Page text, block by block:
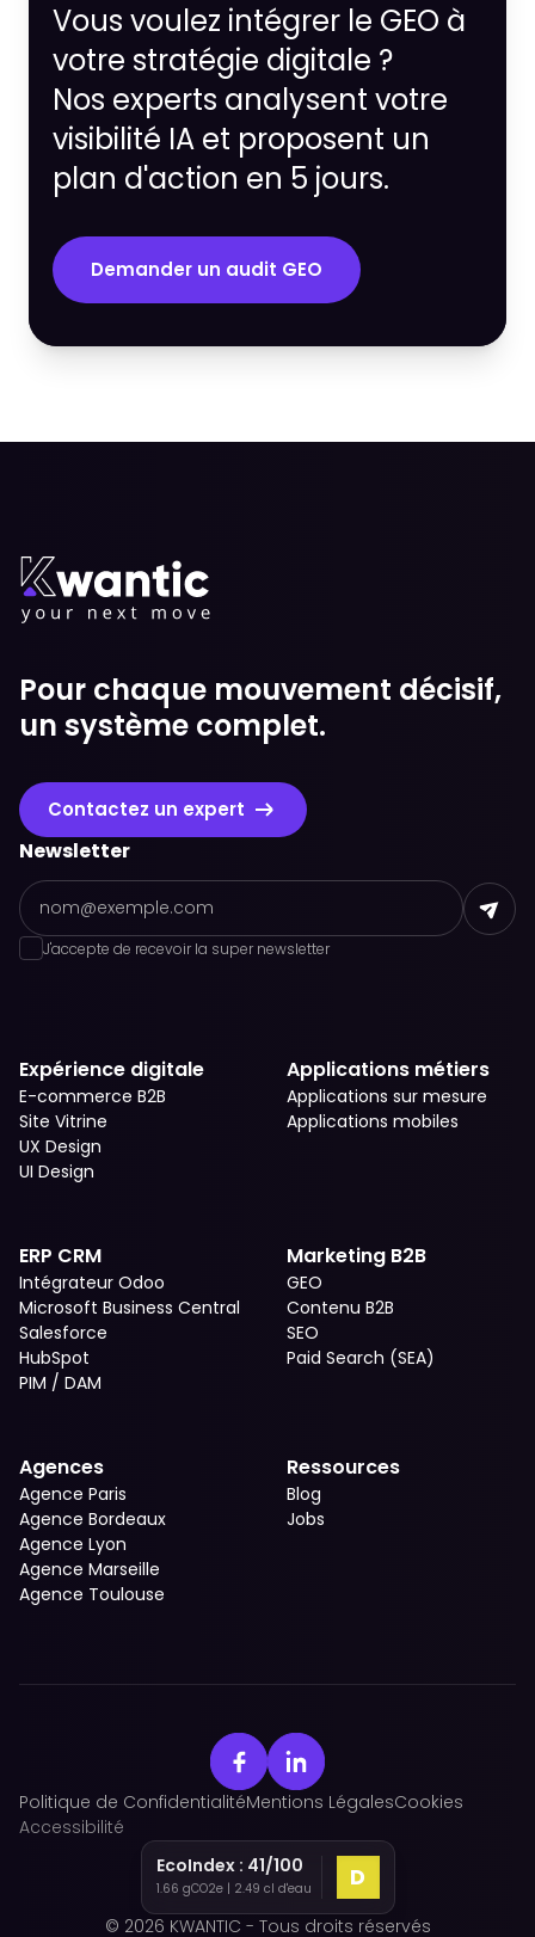
Vous voulez intégrer le GEO à
votre stratégie digitale ?
Nos experts analysent votre
visibilité IA et proposent un
plan d'action en 5 jours.
Demander un audit GEO
Pour chaque mouvement décisif,
un système complet.
Contactez un expert
Newsletter
J'accepte de recevoir la super newsletter
Expérience digitale
E-commerce B2B
Site Vitrine
UX Design
UI Design
Applications métiers
Applications sur mesure
Applications mobiles
ERP CRM
Intégrateur Odoo
Microsoft Business Central
Salesforce
HubSpot
PIM / DAM
Marketing B2B
GEO
Contenu B2B
SEO
Paid Search (SEA)
Agences
Agence Paris
Agence Bordeaux
Agence Lyon
Agence Marseille
Agence Toulouse
Ressources
Blog
Jobs
Politique de ConfidentialitéMentions LégalesCookies
Accessibilité
EcoIndex : 41/100
1.66 gCO2e | 2.49 cl d'eau D
© 2026 KWANTIC - Tous droits réservés